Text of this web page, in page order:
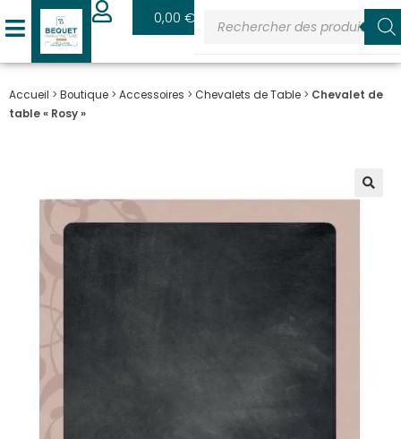
0,00€
Accueil > Boutique > Accessoires > Chevalets de Table > Chevalet de
table « Rosy »